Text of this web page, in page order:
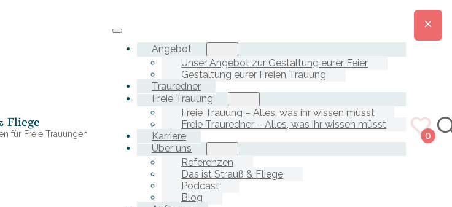
Fliege
für Freie Trauungen
Angebot
Unser Angebot zur Gestaltung eurer Feier
Gestaltung eurer Freien Trauung
Trauredner
Freie Trauung
Freie Trauung – Alles, was ihr wissen müsst
Freie Trauredner – Alles, was ihr wissen müsst
Karriere
Über uns
Referenzen
Das ist Strauß & Fliege
Podcast
Blog
0